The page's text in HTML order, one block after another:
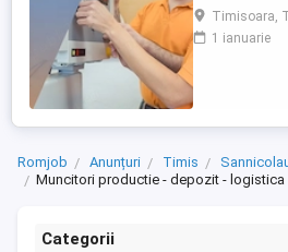
- 5200 (in
domeniul
de 35 de lei zi
Timisoara,
1 ianuarie
Romjob Anunțuri Timis
Muncitori productie - depozit - logistica
Categorii